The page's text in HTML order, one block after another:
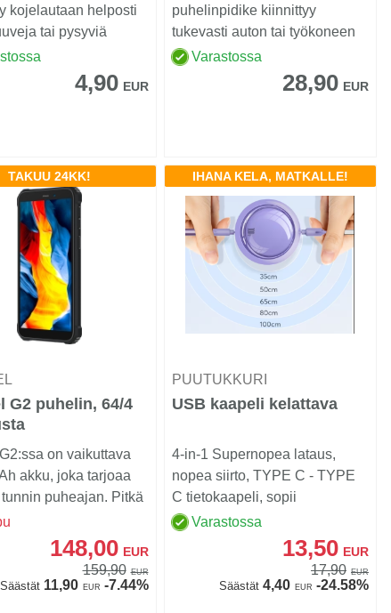
kojelautaan helposti
tai pysyviä
...
4,90 EUR
puhelinpidike kiinnittyy
tukevasti auton tai työkoneen
sisäkahvaan, putkeen t...
Varastossa
28,90 EUR
TAKUU 24KK!
G2 puhelin, 64/4
on vaikuttava
akku, joka tarjoaa
puheajan. Pitkä
o...
148,00 EUR
159,90 EUR
Säästät11,90 EUR -7.44%
IHANA KELA, MATKALLE!
PUUTUKKURI
USB kaapeli kelattava
4-in-1 Supernopea lataus,
nopea siirto, TYPE C - TYPE
C tietokaapeli, sopii
Samsungille, iPhone 15-...
Varastossa
13,50 EUR
17,90 EUR
Säästät 4,40 EUR -24.58%